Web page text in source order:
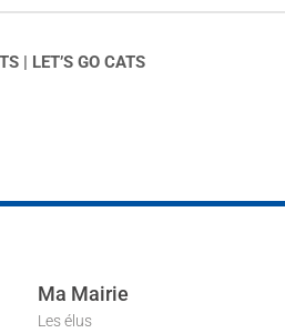
| LET’S GO CATS
Ma Mairie
Les élus